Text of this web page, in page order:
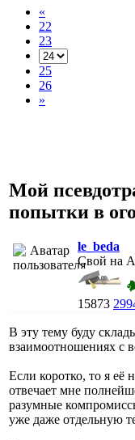
«
22
23
25
26
»
Мой
попытки в
le_beda
Свой на
15873
В эту тему буду
взаимоотношениях с
Если коротко, то я
отвечает мне
разумные
уже даже отдельную